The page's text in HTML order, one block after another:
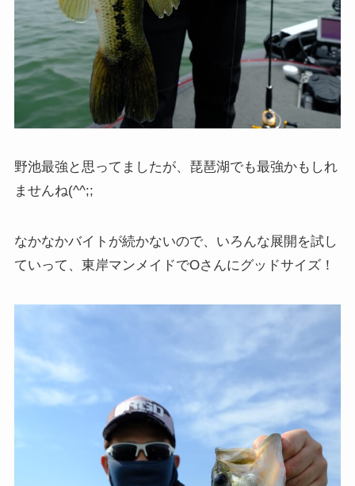
野池最強と思ってましたが、琵琶湖でも最強かもしれ
ませんね(^^;;
なかなかバイトが続かないので、いろんな展開を試し
ていって、東岸マンメイドでOさんにグッドサイズ！